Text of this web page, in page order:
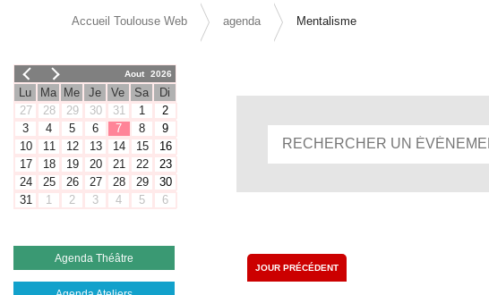
Accueil Toulouse Web agenda Mentalisme
Aout 2026
Lu Ma Me Je Ve Sa
Di
27
28 29 30 31 1
2
3
4 5 6 7 8
9
10
11 12 13 14 15
16
17
18 19 20 21 22
23
24
25 26 27 28 29
30
31
1 2 3 4 5 6
Agenda Théâtre
JOUR PRÉCÉDENT